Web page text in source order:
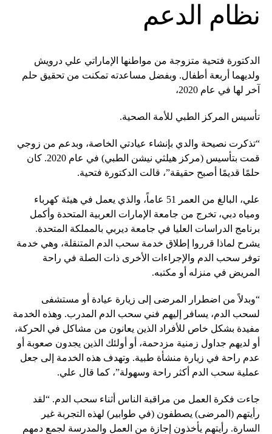
نظام الدعم
الدكتورة فتحية متزوجة من مواطنها الإماراتي علي درويش
ولديهما أربعة أطفال. وبفضل مساعدته تمكنت من تحقيق حلم
آخر لها في عام 2020،
تأسيس المركز الطبي للأمة الصحية.
“تذكرت نصيحة والدي بإنشاء عيادتي الخاصة، وبدعم من زوجي
قمت بتأسيس (مركز هيلثي نيشن الطبي) في عام 2020. كان
حلمًا قديمًا أصبح حقيقة”، قالت الدكتورة فتحية.
علي، البالغ من العمر 51 عاماً، والذي يعمل في هيئة كهرباء
ومياه دبي، تخرج من جامعة الإمارات العربية المتحدة وأكمل
برنامج الدراسات العليا في جامعة ديربي بالمملكة المتحدة.
يشرح لماذا قرروا إطلاق خدمة سحب الدم المتنقلة، وهي خدمة
توفر سحب الدم والإجراءات الأخرى ذات الصلة في راحة
المريض في منزله أو مكتبه.
“وبدلاً من اضطرار المرضى إلى زيارة عيادة أو مستشفى
لسحب الدم، يسافر إليهم فني سحب الدم المدرب. وهذه الخدمة
مفيدة بشكل خاص للأفراد الذين يعانون من مشاكل في الحركة،
أو لديهم جداول زمنية مزدحمة، أو أولئك الذين يجدون صعوبة أو
عدم راحة في زيارة منشأة طبية. وتهدف هذه الخدمة إلى جعل
عملية سحب الدم أكثر راحة وسهولة”، كما قال علي.
جاءت فكرة العمل من مراقبة الناس أثناء سحب الدم. “لقد
رأيتهم (المرضى) يصطفون (في طوابير) لهذه التجربة غير
السارة. رأيتهم يأخذون إجازة من العمل والمدرسة لجمع دمهم